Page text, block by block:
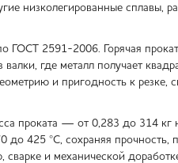
низколегированные сплавы,
ГОСТ 2591-2006. Горячая
где металл получает
и пригодность к резке,
проката — от 0,283 до 314
425 °C, сохраняя прочность,
сварке и механической